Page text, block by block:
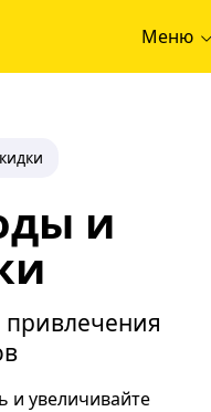
Меню
и
и увеличивайте